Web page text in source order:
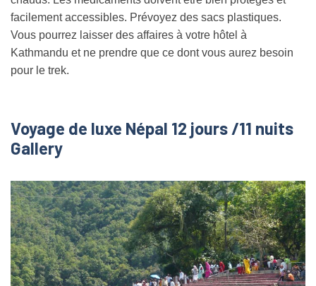
facilement accessibles. Prévoyez des sacs plastiques.
Vous pourrez laisser des affaires à votre hôtel à
Kathmandu et ne prendre que ce dont vous aurez besoin
pour le trek.
Voyage de luxe Népal 12 jours /11 nuits
Gallery